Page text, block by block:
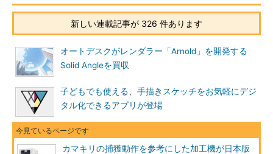
新しい連載記事が 326 件あります
オートデスクがレンダラー「Arnold」を開発する
Solid Angleを買収
子どもでも使える、手描きスケッチをお気軽にデジ
タル化できるアプリが登場
カマキリの捕獲動作を参考にした加工機が日本版